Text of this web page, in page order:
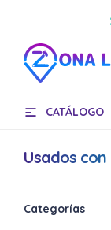
CATÁLOGO
Usados
Categorías